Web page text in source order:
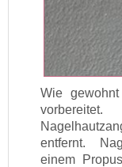
Wie
entfernt.
einem